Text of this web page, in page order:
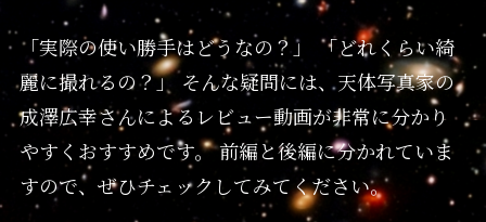
「実際の使い勝手はどうなの？」 「どれくらい綺
麗に撮れるの？」 そんな疑問には、天体写真家の
成澤広幸さんによるレビュー動画が非常に分かり
やすくおすすめです。 前編と後編に分かれていま
すので、ぜひチェックしてみてください。